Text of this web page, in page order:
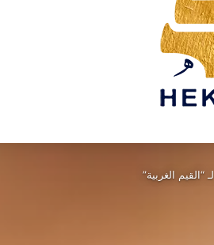
الغربية”